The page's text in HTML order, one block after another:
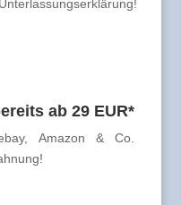
ab 29 EUR*
Amazon & Co.